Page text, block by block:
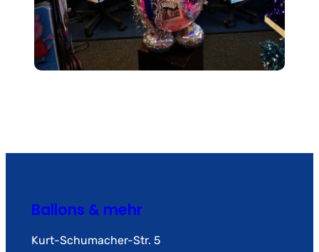
Ballons & mehr
Kurt-Schumacher-Str. 5